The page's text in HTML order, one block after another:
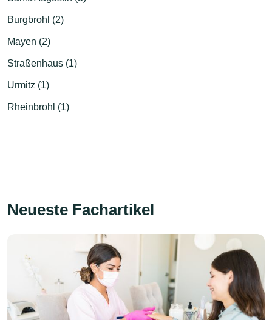
Burgbrohl (2)
Mayen (2)
Straßenhaus (1)
Urmitz (1)
Rheinbrohl (1)
Neueste Fachartikel